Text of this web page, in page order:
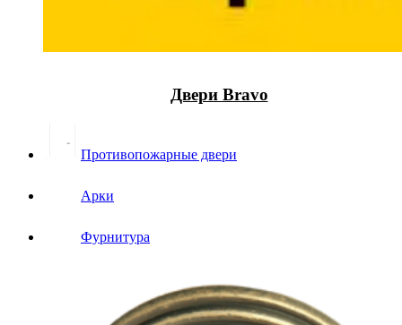
Двери Bravo
Противопожарные двери
Арки
Фурнитура